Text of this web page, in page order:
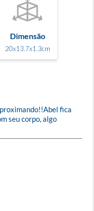
Dimensão
20x13.7x1.3cm
fica
seu corpo, algo